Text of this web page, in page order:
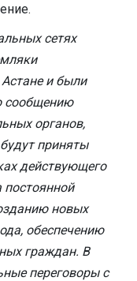
сетях
и были
сообщению
органов,
приняты
действующего
постоянной
новых
обеспечению
граждан. В
переговоры с